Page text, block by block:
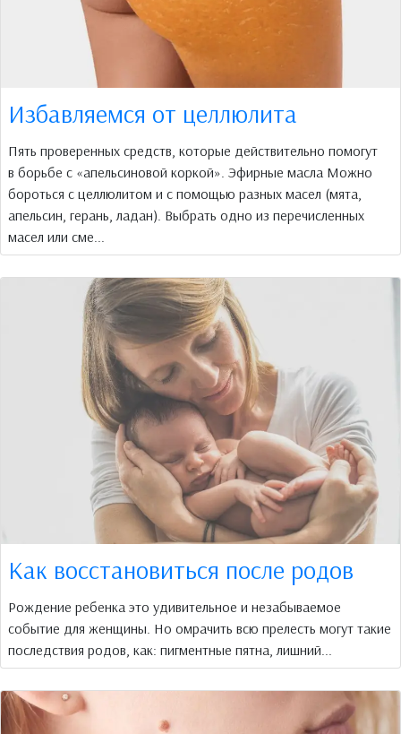
Избавляемся от целлюлита
Пять проверенных средств, которые действительно помогут
в борьбе с «апельсиновой коркой». Эфирные масла Можно
бороться с целлюлитом и с помощью разных масел (мята,
апельсин, герань, ладан). Выбрать одно из перечисленных
масел или сме...
Как восстановиться после родов
Рождение ребенка это удивительное и незабываемое
событие для женщины. Но омрачить всю прелесть могут такие
последствия родов, как: пигментные пятна, лишний...